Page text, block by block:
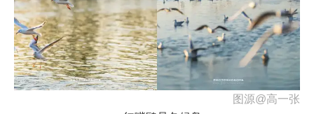
图源@高一张